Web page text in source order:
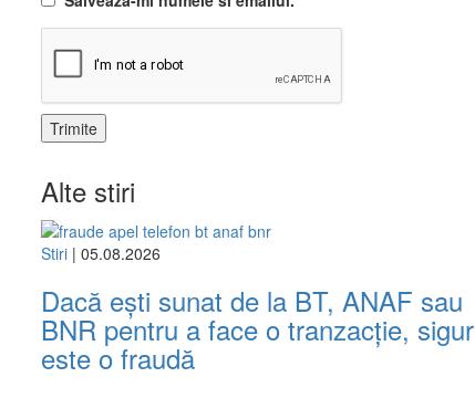
Alte stiri
Stiri | 05.08.2026
Dacă ești sunat de la BT, ANAF sau
BNR pentru a face o tranzacție, sigur
este o fraudă